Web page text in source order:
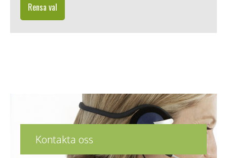
Rensa val
Kontakta oss